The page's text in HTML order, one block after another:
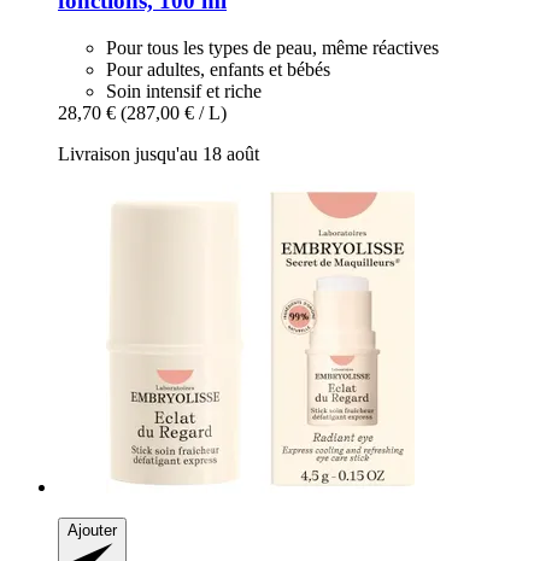
Pour tous les types de peau, même réactives
Pour adultes, enfants et bébés
Soin intensif et riche
28,70 € (287,00 € / L)
Livraison jusqu'au 18 août
Ajouter